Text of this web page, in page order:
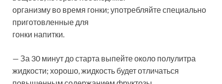
организму во время гонки; употребляйте специально
приготовленные для
гонки напитки.
— За 30 минут до старта выпейте около полулитра
жидкости; хорошо, жидкость будет отличаться